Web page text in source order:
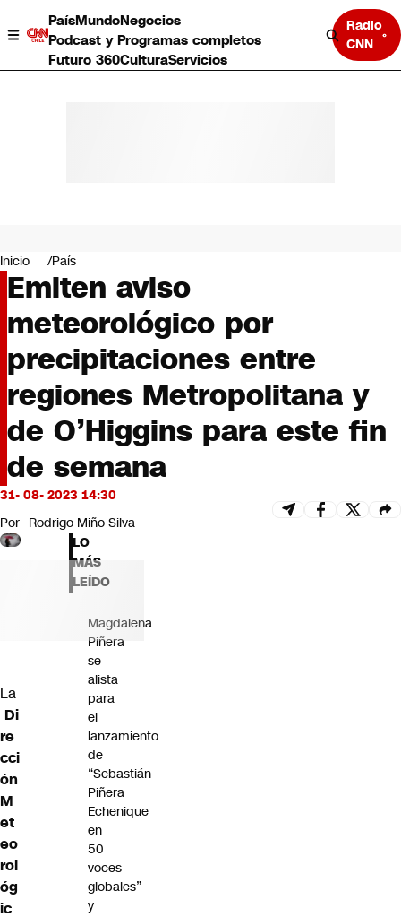
PaísMundoNegocios
Podcast y Programas completos
Futuro 360CulturaServicios
Radio
CNN
Negocios
Deportes
Programas completos
Cultura
Servicios
Bits
CNN tiempo
Futuro 360
Opinión
Inicio País
Emiten aviso
meteorológico por
precipitaciones entre
regiones Metropolitana y
de O’Higgins para este fin
de semana
31- 08- 2023 14:30
Por Rodrigo Miño Silva
La
Di
re
cci
ón
M
et
eo
rol
óg
ic
LO
MÁS
LEÍDO
Magdalena
Piñera
se
alista
para
el
lanzamiento
de
“Sebastián
Piñera
Echenique
en
50
voces
globales”
y